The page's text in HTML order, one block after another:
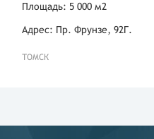
Площадь: 5 000 м2
Адрес: Пр. Фрунзе, 92Г.
ТОМСК